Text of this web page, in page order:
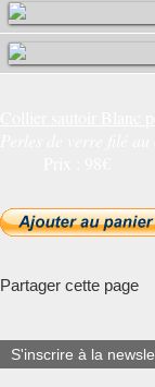
Partager cette page
S'inscrire à la